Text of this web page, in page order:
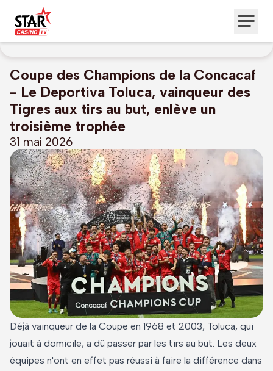
Coupe des Champions de la Concacaf
- Le Deportiva Toluca, vainqueur des
Tigres aux tirs au but, enlève un
troisième trophée
31 mai 2026
Déjà vainqueur de la Coupe en 1968 et 2003, Toluca, qui
jouait à domicile, a dû passer par les tirs au but. Les deux
équipes n'ont en effet pas réussi à faire la différence dans